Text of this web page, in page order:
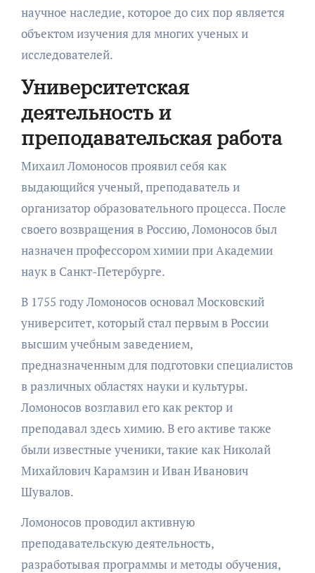
научное наследие, которое до сих пор является
объектом изучения для многих ученых и
исследователей.
Университетская
деятельность и
преподавательская работа
Михаил Ломоносов проявил себя как
выдающийся ученый, преподаватель и
организатор образовательного процесса. После
своего возвращения в Россию, Ломоносов был
назначен профессором химии при Академии
наук в Санкт-Петербурге.
В 1755 году Ломоносов основал Московский
университет, который стал первым в России
высшим учебным заведением,
предназначенным для подготовки специалистов
в различных областях науки и культуры.
Ломоносов возглавил его как ректор и
преподавал здесь химию. В его активе также
были известные ученики, такие как Николай
Михайлович Карамзин и Иван Иванович
Шувалов.
Ломоносов проводил активную
преподавательскую деятельность,
разработывая программы и методы обучения,